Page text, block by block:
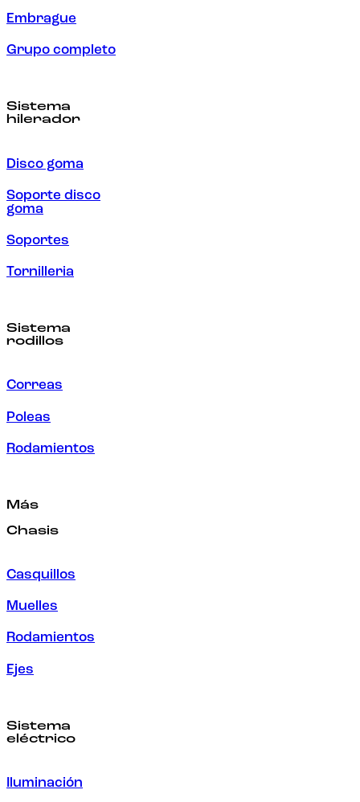
Embrague
Grupo completo
Sistema
hilerador
Disco goma
Soporte disco
goma
Soportes
Tornilleria
Sistema
rodillos
Correas
Poleas
Rodamientos
Más
Chasis
Casquillos
Muelles
Rodamientos
Ejes
Sistema
eléctrico
Iluminación